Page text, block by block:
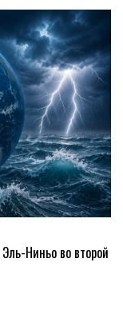
Ниньо во второй